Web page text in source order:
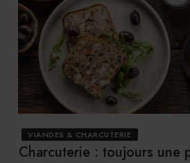
VIANDES & CHARCUTERIE
Charcuterie : toujours une